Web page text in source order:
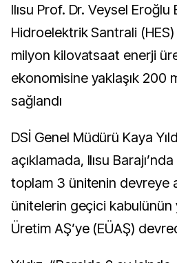
Ilısu Prof. Dr. Veysel Eroğlu
Hidroelektrik Santrali
milyon kilovatsaat enerji
ekonomisine yaklaşık 200
sağlandı
DSİ Genel Müdürü Kaya
açıklamada, Ilısu
toplam 3 ünitenin devreye
ünitelerin geçici kabulünün
Üretim AŞ’ye (EÜAŞ)